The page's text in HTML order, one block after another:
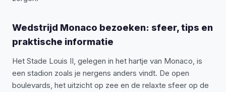
Wedstrijd Monaco bezoeken: sfeer, tips en
praktische informatie
Het Stade Louis II, gelegen in het hartje van Monaco, is
een stadion zoals je nergens anders vindt. De open
boulevards, het uitzicht op zee en de relaxte sfeer op de